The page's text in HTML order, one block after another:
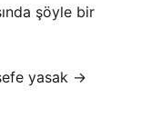
şöyle bir
yasak →